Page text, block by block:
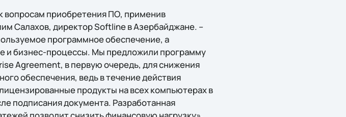
вопросам приобретения ПО, применив
Салахов, директор Softline в Азербайджане. –
программное обеспечение, а
и бизнес-процессы. Мы предложили программу
Agreement, в первую очередь, для снижения
обеспечения, ведь в течение действия
продукты на всех компьютерах в
подписания документа. Разработанная